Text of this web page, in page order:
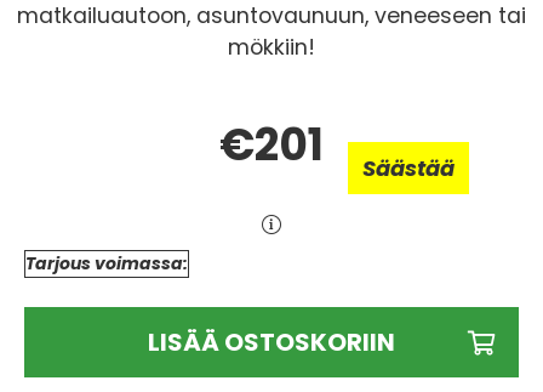
matkailuautoon, asuntovaunuun, veneeseen tai
mökkiin!
€201 Säästää
Tarjous voimassa:
LISÄÄ OSTOSKORIIN